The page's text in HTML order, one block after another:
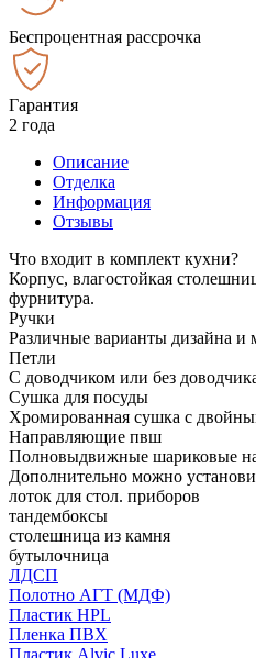
Беспроцентная рассрочка
Гарантия
2 года
Описание
Отделка
Информация
Отзывы
Что входит в комплект кухни?
Корпус, влагостойкая
фурнитура.
Ручки
Различные варианты дизайна и
Петли
С доводчиком или без
Сушка для посуды
Хромированная сушка с
Направляющие пвш
Полновыдвижные шариковые
Дополнительно можно
лоток для стол. приборов
тандембоксы
столешница из камня
бутылочница
ЛДСП
Полотно АГТ (МДФ)
Пластик HPL
Пленка ПВХ
Пластик Alvic Luxe